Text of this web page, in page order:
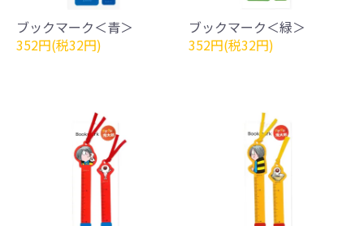
ブックマーク＜青＞
352円(税32円)
ブックマーク＜緑＞
352円(税32円)